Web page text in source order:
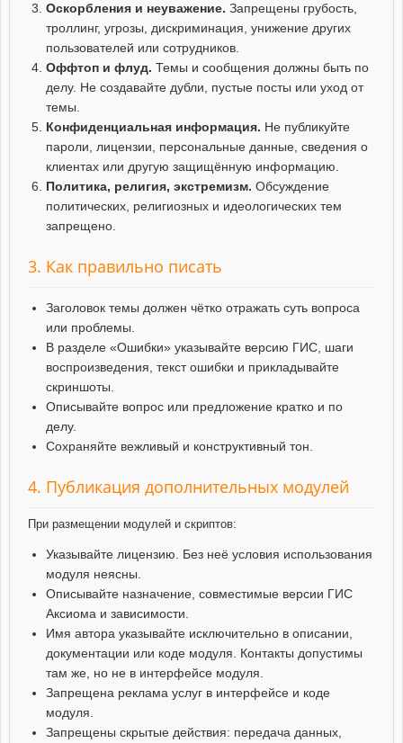
Оскорбления и неуважение. Запрещены грубость,
троллинг, угрозы, дискриминация, унижение других
пользователей или сотрудников.
Оффтоп и флуд. Темы и сообщения должны быть по
делу. Не создавайте дубли, пустые посты или уход от
темы.
Конфиденциальная информация. Не публикуйте
пароли, лицензии, персональные данные, сведения о
клиентах или другую защищённую информацию.
Политика, религия, экстремизм. Обсуждение
политических, религиозных и идеологических тем
запрещено.
3. Как правильно писать
Заголовок темы должен чётко отражать суть вопроса
или проблемы.
В разделе «Ошибки» указывайте версию ГИС, шаги
воспроизведения, текст ошибки и прикладывайте
скриншоты.
Описывайте вопрос или предложение кратко и по
делу.
Сохраняйте вежливый и конструктивный тон.
4. Публикация дополнительных модулей
При размещении модулей и скриптов:
Указывайте лицензию. Без неё условия использования
модуля неясны.
Описывайте назначение, совместимые версии ГИС
Аксиома и зависимости.
Имя автора указывайте исключительно в описании,
документации или коде модуля. Контакты допустимы
там же, но не в интерфейсе модуля.
Запрещена реклама услуг в интерфейсе и коде
модуля.
Запрещены скрытые действия: передача данных,